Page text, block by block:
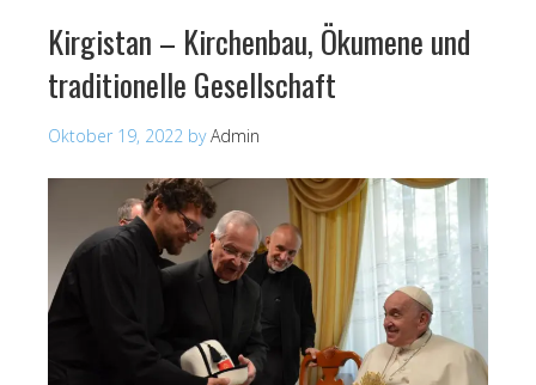
Kirgistan – Kirchenbau, Ökumene und
traditionelle Gesellschaft
Oktober 19, 2022 byAdmin